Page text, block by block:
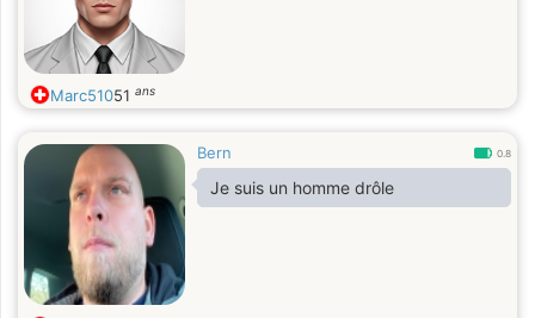
Marc51051 ans
Bern 0.8
Je suis un homme drôle